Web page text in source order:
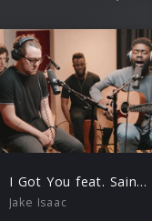
I Got You feat. Saint Raymond (Our Lives Sessions)
Jake Isaac